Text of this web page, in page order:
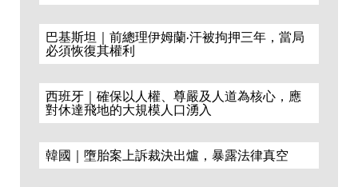
巴基斯坦｜前總理伊姆蘭·汗被拘押三年，當局
必須恢復其權利
西班牙｜確保以人權、尊嚴及人道為核心，應
對休達飛地的大規模人口湧入
韓國｜墮胎案上訴裁決出爐，暴露法律真空